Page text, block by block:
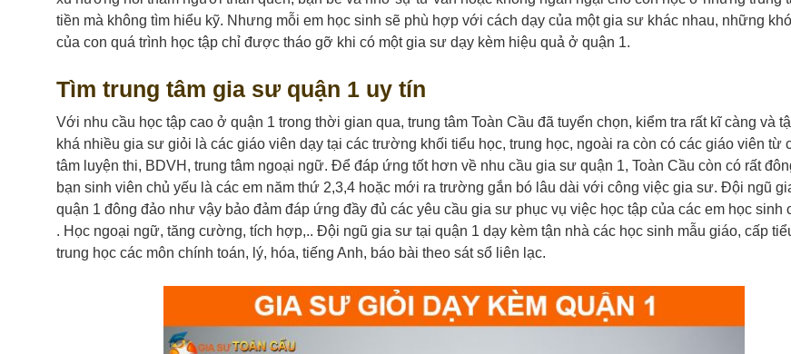
tiền mà không tìm hiểu kỹ. Nhưng mỗi em học sinh sẽ phù hợp với cách dạy của một gia sư khác nhau, những
của con quá trình học tập chỉ được tháo gỡ khi có một gia sư dạy kèm hiệu quả ở quận 1.
Tìm trung tâm gia sư quận 1 uy tín
Với nhu cầu học tập cao ở quận 1 trong thời gian qua, trung tâm Toàn Cầu đã tuyển chọn, kiểm tra rất kĩ càng và
khá nhiều gia sư giỏi là các giáo viên dạy tại các trường khối tiểu học, trung học, ngoài ra còn có các giáo viên từ
tâm luyện thi, BDVH, trung tâm ngoại ngữ. Để đáp ứng tốt hơn về nhu cầu gia sư quận 1, Toàn Cầu còn có rất
bạn sinh viên chủ yếu là các em năm thứ 2,3,4 hoặc mới ra trường gắn bó lâu dài với công việc gia sư. Đội ngũ
quận 1 đông đảo như vậy bảo đảm đáp ứng đầy đủ các yêu cầu gia sư phục vụ việc học tập của các em học sinh
. Học ngoại ngữ, tăng cường, tích hợp,.. Đội ngũ gia sư tại quận 1 dạy kèm tận nhà các học sinh mẫu giáo, cấp
trung học các môn chính toán, lý, hóa, tiếng Anh, báo bài theo sát sổ liên lạc.